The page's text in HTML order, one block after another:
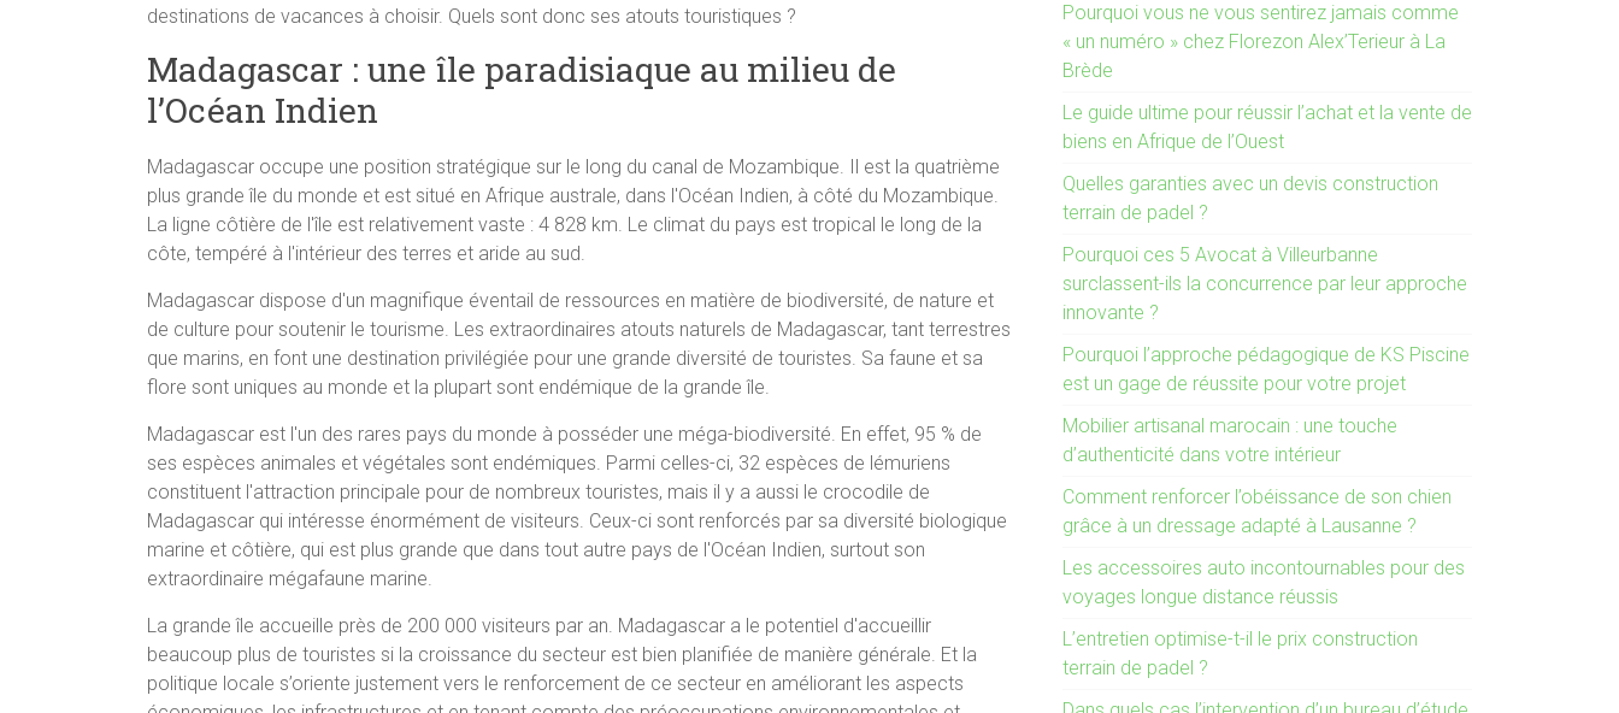
destinations de vacances à choisir. Quels sont donc ses atouts touristiques ?
Madagascar : une île paradisiaque au milieu de
l’Océan Indien
Madagascar occupe une position stratégique sur le long du canal de Mozambique. Il est la quatrième
plus grande île du monde et est situé en Afrique australe, dans l'Océan Indien, à côté du Mozambique.
La ligne côtière de l'île est relativement vaste : 4 828 km. Le climat du pays est tropical le long de la
côte, tempéré à l'intérieur des terres et aride au sud.
Madagascar dispose d'un magnifique éventail de ressources en matière de biodiversité, de nature et
de culture pour soutenir le tourisme. Les extraordinaires atouts naturels de Madagascar, tant terrestres
que marins, en font une destination privilégiée pour une grande diversité de touristes. Sa faune et sa
flore sont uniques au monde et la plupart sont endémique de la grande île.
Madagascar est l'un des rares pays du monde à posséder une méga-biodiversité. En effet, 95 % de
ses espèces animales et végétales sont endémiques. Parmi celles-ci, 32 espèces de lémuriens
constituent l'attraction principale pour de nombreux touristes, mais il y a aussi le crocodile de
Madagascar qui intéresse énormément de visiteurs. Ceux-ci sont renforcés par sa diversité biologique
marine et côtière, qui est plus grande que dans tout autre pays de l'Océan Indien, surtout son
extraordinaire mégafaune marine.
La grande île accueille près de 200 000 visiteurs par an. Madagascar a le potentiel d'accueillir
beaucoup plus de touristes si la croissance du secteur est bien planifiée de manière générale. Et la
politique locale s’oriente justement vers le renforcement de ce secteur en améliorant les aspects
Pourquoi vous ne vous sentirez jamais comme
« un numéro » chez Florezon Alex’Terieur à La
Brède
Le guide ultime pour réussir l’achat et la vente de
biens en Afrique de l’Ouest
Quelles garanties avec un devis construction
terrain de padel ?
Pourquoi ces 5 Avocat à Villeurbanne
surclassent-ils la concurrence par leur approche
innovante ?
Pourquoi l’approche pédagogique de KS Piscine
est un gage de réussite pour votre projet
Mobilier artisanal marocain : une touche
d’authenticité dans votre intérieur
Comment renforcer l’obéissance de son chien
grâce à un dressage adapté à Lausanne ?
Les accessoires auto incontournables pour des
voyages longue distance réussis
L’entretien optimise-t-il le prix construction
terrain de padel ?